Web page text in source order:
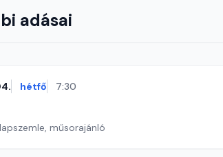
adásai
hétfő 7:30
műsorajánló